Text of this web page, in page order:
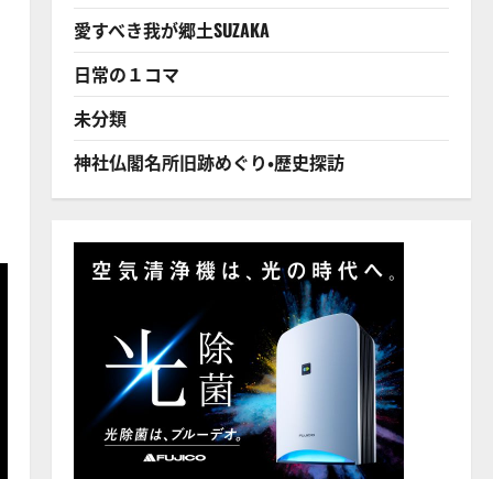
愛すべき我が郷土SUZAKA
日常の１コマ
未分類
神社仏閣名所旧跡めぐり・歴史探訪